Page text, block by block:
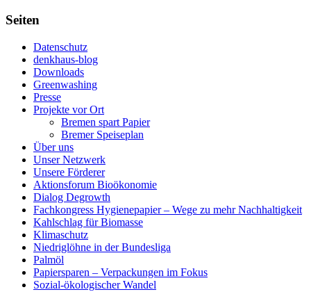
Seiten
Datenschutz
denkhaus-blog
Downloads
Greenwashing
Presse
Projekte vor Ort
Bremen spart Papier
Bremer Speiseplan
Über uns
Unser Netzwerk
Unsere Förderer
Aktionsforum Bioökonomie
Dialog Degrowth
Fachkongress Hygienepapier – Wege zu mehr Nachhaltigkeit
Kahlschlag für Biomasse
Klimaschutz
Niedriglöhne in der Bundesliga
Palmöl
Papiersparen – Verpackungen im Fokus
Sozial-ökologischer Wandel